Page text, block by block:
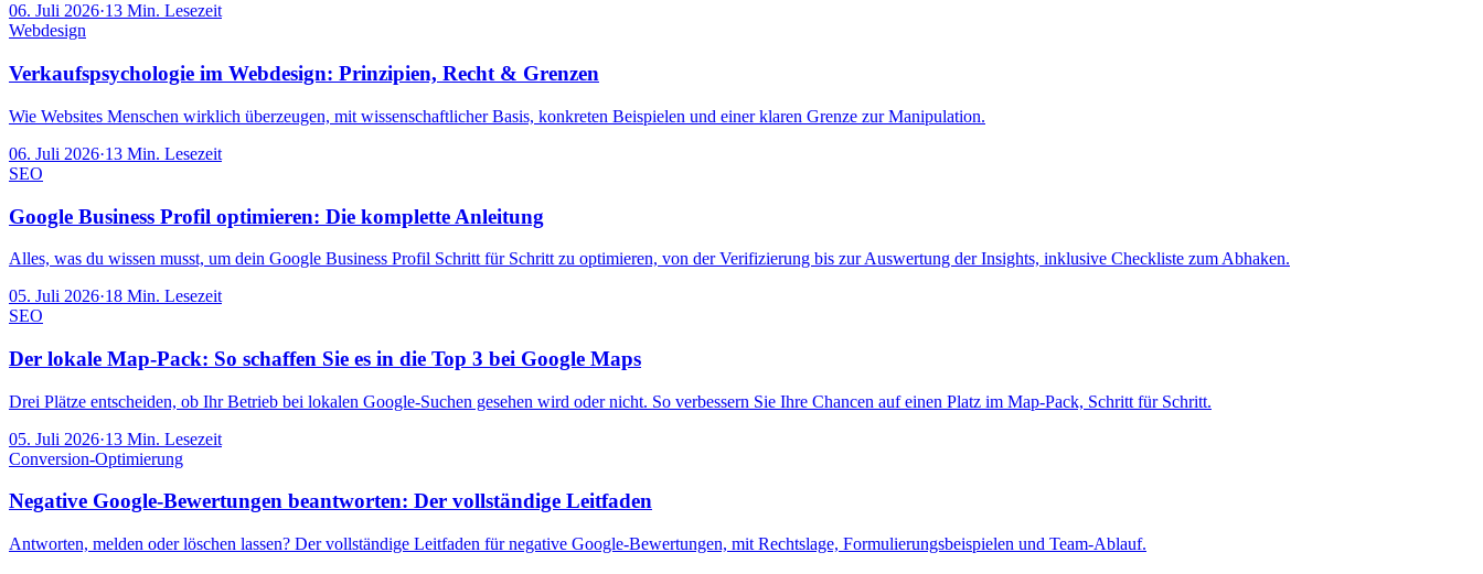
06. Juli 2026·13 Min. Lesezeit
Webdesign
Verkaufspsychologie im Webdesign: Prinzipien, Recht & Grenzen
Wie Websites Menschen wirklich überzeugen, mit wissenschaftlicher Basis, konkreten Beispielen und einer klaren Grenze zur Manipulation.
06. Juli 2026·13 Min. Lesezeit
SEO
Google Business Profil optimieren: Die komplette Anleitung
Alles, was du wissen musst, um dein Google Business Profil Schritt für Schritt zu optimieren, von der Verifizierung bis zur Auswertung der Insights, inklusive Checkliste zum Abhaken.
05. Juli 2026·18 Min. Lesezeit
SEO
Der lokale Map-Pack: So schaffen Sie es in die Top 3 bei Google Maps
Drei Plätze entscheiden, ob Ihr Betrieb bei lokalen Google-Suchen gesehen wird oder nicht. So verbessern Sie Ihre Chancen auf einen Platz im Map-Pack, Schritt für Schritt.
05. Juli 2026·13 Min. Lesezeit
Conversion-Optimierung
Negative Google-Bewertungen beantworten: Der vollständige Leitfaden
Antworten, melden oder löschen lassen? Der vollständige Leitfaden für negative Google-Bewertungen, mit Rechtslage, Formulierungsbeispielen und Team-Ablauf.